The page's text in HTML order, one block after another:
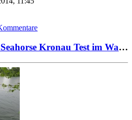
Sidemount Testevent Seahorse Kronau Test im Wasser durch Testteam 04